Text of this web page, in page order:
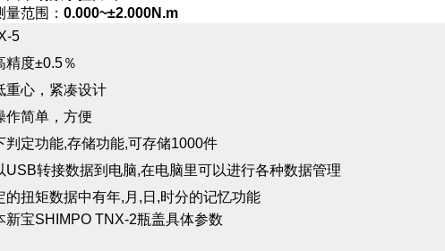
范围： 0.000~±2.000N.m
5
度±0.5％
心，紧凑设计
简单，方便
判定功能,存储功能,可存储1000件
USB转接数据到电脑,在电脑里可以进行各种数据管理
的扭矩数据中有年,月,日,时分的记忆功能
新宝SHIMPO TNX-2瓶盖具体参数